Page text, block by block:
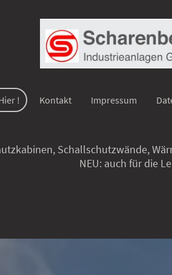
! Kontakt Impressum
Wärme +
NEU: auch für die